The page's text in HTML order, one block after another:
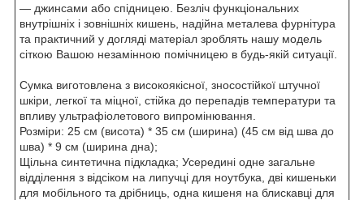
— джинсами або спідницею. Безліч функціональних
внутрішніх і зовнішніх кишень, надійна металева фурнітура
та практичний у догляді матеріал зроблять нашу модель
сіткою Вашою незамінною помічницею в будь-якій ситуації.
Сумка виготовлена з високоякісної, зносостійкої штучної
шкіри, легкої та міцної, стійка до перепадів температури та
впливу ультрафіолетового випромінювання.
Розміри: 25 см (висота) * 35 см (ширина) (45 см від шва до
шва) * 9 см (ширина дна);
Щільна синтетична підкладка; Усередині одне загальне
відділення з відсіком на липучці для ноутбука, дві кишеньки
для мобільного та дрібниць, одна кишеня на блискавці для